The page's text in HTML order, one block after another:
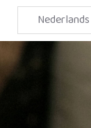
Nederlands